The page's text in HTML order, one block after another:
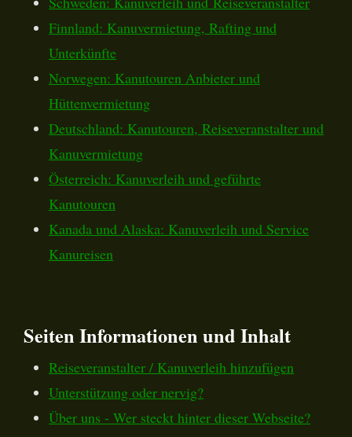
Finnland: Kanuvermietung, Rafting und
Unterkünfte
Norwegen: Kanutouren Anbieter und
Hüttenvermietung
Deutschland: Kanutouren, Reiseveranstalter und
Kanuvermietung
Österreich: Kanuverleih und geführte
Kanutouren
Kanada und Alaska: Kanuverleih und Service
Kanureisen
Seiten Informationen und Inhalt
Reiseveranstalter / Kanuverleih hinzufügen
Unterstützung oder nervig?
Über uns - Wer steckt hinter dieser Webseite?